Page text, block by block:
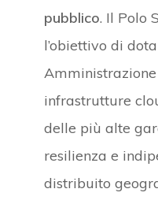
pubblico. Il Polo
l’obiettivo di
infrastrutture
delle più alte
resilienza e
distribuito